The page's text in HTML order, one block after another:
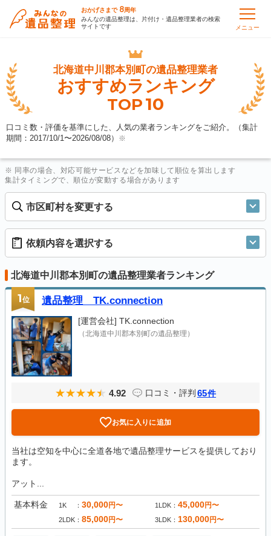
おかげさまで 8周年
みんなの遺品整理は、片付け・遺品整理業者の検索
サイトです
メニュー
北海道中川郡本別町の遺品整理業者
おすすめランキング
TOP10
口コミ数・評価を基準にした、人気の業者ランキングをご紹介。（集計
期間：2017/10/1〜2026/08/08） ※
※ 同率の場合、対応可能サービスなどを加味して順位を算出します
集計タイミングで、順位が変動する場合があります
市区町村を変更する
依頼内容を選択する
北海道中川郡本別町の遺品整理業者ランキング
1位 遺品整理 TK.connection
[運営会社] TK.connection
（北海道中川郡本別町の遺品整理）
4.92 口コミ・評判 65件
お気に入りに追加
当社は空知を中心に全道各地で遺品整理サービスを提供しており
ます。
アット...
基本料金 1K 30,000円〜 1LDK 45,000円〜
2LDK 85,000円〜 3LDK 130,000円〜